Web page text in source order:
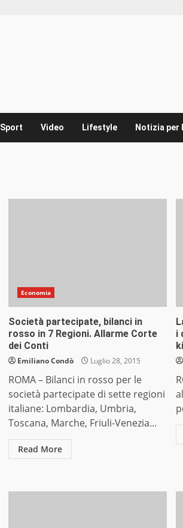
Sport Video Lifestyle Notizia per
Economia
Società partecipate, bilanci in
rosso in 7 Regioni. Allarme Corte
dei Conti
Emiliano Condò Luglio 28, 2015
ROMA – Bilanci in rosso per le
società partecipate di sette regioni
italiane: Lombardia, Umbria,
Toscana, Marche, Friuli-Venezia...
Read More
i